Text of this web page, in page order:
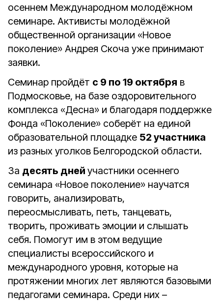
осеннем Международном молодёжном
семинаре. Активисты молодёжной
общественной организации «Новое
поколение» Андрея Скоча уже принимают
заявки.
Семинар пройдёт с 9 по 19 октября в
Подмосковье, на базе оздоровительного
комплекса «Десна» и благодаря поддержке
Фонда «Поколение» соберёт на единой
образовательной площадке 52 участника
из разных уголков Белгородской области.
За десять дней участники осеннего
семинара «Новое поколение» научатся
говорить, анализировать,
переосмысливать, петь, танцевать,
творить, проживать эмоции и слышать
себя. Помогут им в этом ведущие
специалисты всероссийского и
международного уровня, которые на
протяжении многих лет являются базовыми
педагогами семинара. Среди них –